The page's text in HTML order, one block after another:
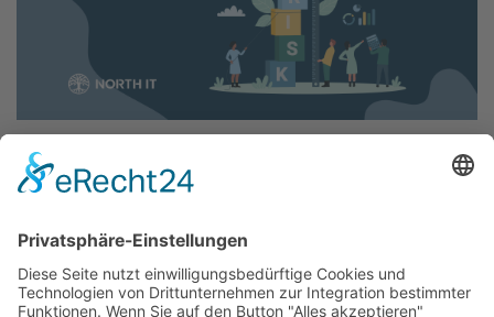
Management
Effektives IT-Risikomanagement für
Unternehmenssicherheit
Erfahren Sie, wie IT-Risikomanagement Ihr